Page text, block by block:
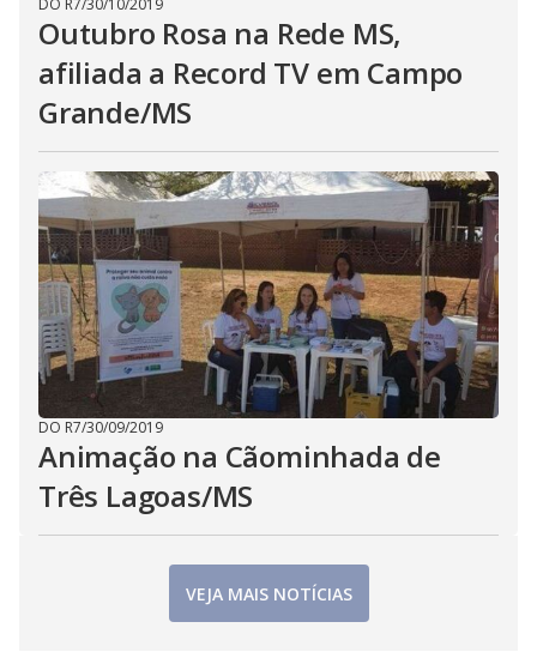
DO R7/30/10/2019
Outubro Rosa na Rede MS,
afiliada a Record TV em Campo
Grande/MS
DO R7/30/09/2019
Animação na Cãominhada de
Três Lagoas/MS
VEJA MAIS NOTÍCIAS